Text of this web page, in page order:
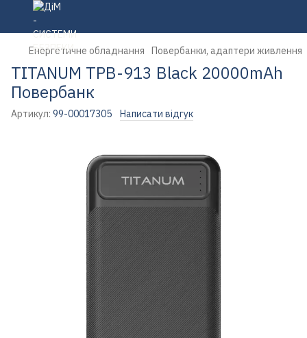
Енергетичне обладнання Повербанки, адаптери живлення
TITANUM TPB-913 Black 20000mAh
Повербанк
Артикул: 99-00017305 Написати відгук